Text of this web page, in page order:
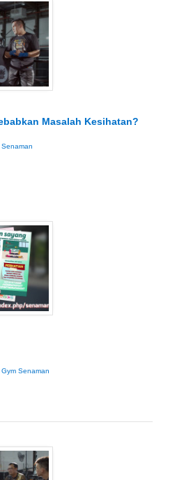
Masalah Kesihatan?
Senaman
Gym Senaman